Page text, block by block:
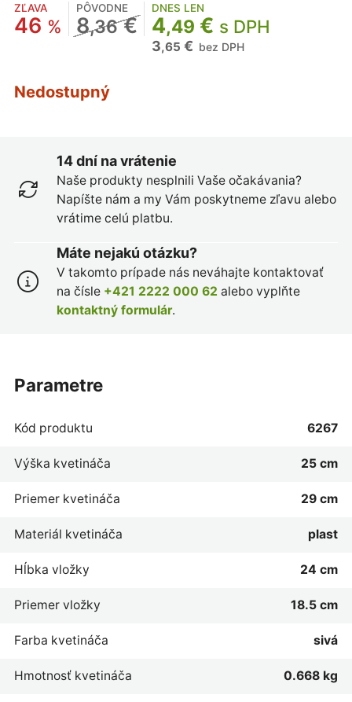
ZĽAVA
46 %
PÔVODNE
8,36€
DNES LEN
4,49 € s DPH
3,65 € bez DPH
Nedostupný
14 dní na vrátenie
Naše produkty nesplnili Vaše očakávania?
Napíšte nám a my Vám poskytneme zľavu alebo
vrátime celú platbu.
Máte nejakú otázku?
V takomto prípade nás neváhajte kontaktovať
na čísle +421 2222 000 62 alebo vyplňte
kontaktný formulár.
parametre
Kód produktu 6267
Výška kvetináča 25 cm
Priemer kvetináča 29 cm
Materiál kvetináča plast
Hĺbka vložky 24 cm
Priemer vložky 18.5 cm
Farba kvetináča sivá
Hmotnosť kvetináča 0.668 kg